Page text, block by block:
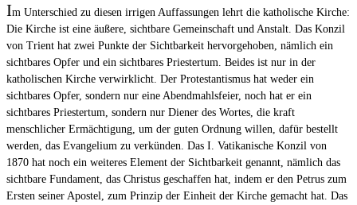
Im Unterschied zu diesen irrigen Auffassungen lehrt die katholische Kirche:
Die Kirche ist eine äußere, sichtbare Gemeinschaft und Anstalt. Das Konzil
von Trient hat zwei Punkte der Sichtbarkeit hervorgehoben, nämlich ein
sichtbares Opfer und ein sichtbares Priestertum. Beides ist nur in der
katholischen Kirche verwirklicht. Der Protestantismus hat weder ein
sichtbares Opfer, sondern nur eine Abendmahlsfeier, noch hat er ein
sichtbares Priestertum, sondern nur Diener des Wortes, die kraft
menschlicher Ermächtigung, um der guten Ordnung willen, dafür bestellt
werden, das Evangelium zu verkünden. Das I. Vatikanische Konzil von
1870 hat noch ein weiteres Element der Sichtbarkeit genannt, nämlich das
sichtbare Fundament, das Christus geschaffen hat, indem er den Petrus zum
Ersten seiner Apostel, zum Prinzip der Einheit der Kirche gemacht hat. Das